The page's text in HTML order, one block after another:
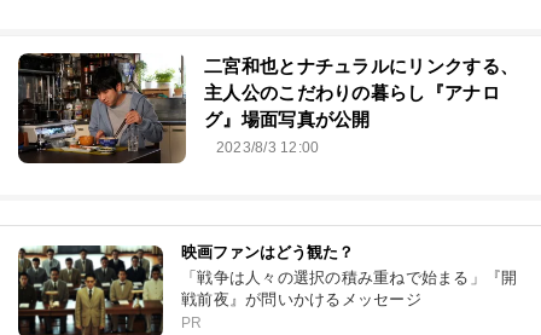
二宮和也とナチュラルにリンクする、
主人公のこだわりの暮らし『アナロ
グ』場面写真が公開
2023/8/3 12:00
映画ファンはどう観た？
「戦争は人々の選択の積み重ねで始まる」『開
戦前夜』が問いかけるメッセージ
PR